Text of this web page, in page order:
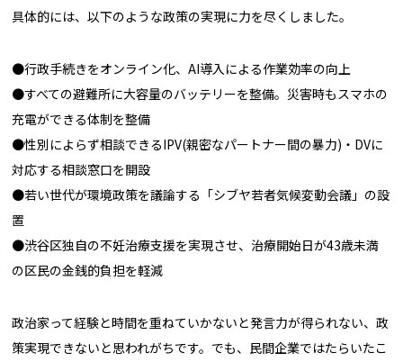
具体的には、以下のような政策の実現に力を尽くしました。
●行政手続きをオンライン化、AI導入による作業効率の向上
●すべての避難所に大容量のバッテリーを整備。災害時もスマホの
充電ができる体制を整備
●性別によらず相談できるIPV(親密なパートナー間の暴力)・DVに
対応する相談窓口を開設
●若い世代が環境政策を議論する「シブヤ若者気候変動会議」の設
置
●渋谷区独自の不妊治療支援を実現させ、治療開始日が43歳未満
の区民の金銭的負担を軽減
政治家って経験と時間を重ねていかないと発言力が得られない、政
策実現できないと思われがちです。でも、民間企業ではたらいたこ